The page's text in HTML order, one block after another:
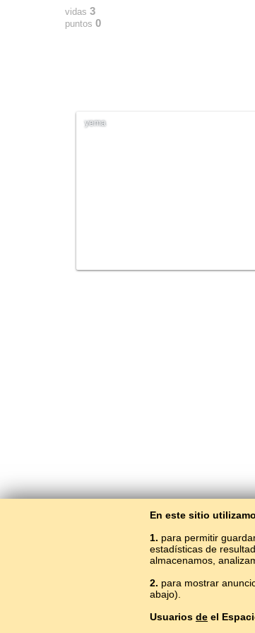
En este sitio
1. para permitir
estadísticas de
almacenamos,
2. para mostrar
abajo).
Usuarios de el
vidas 3
puntos 0
yema